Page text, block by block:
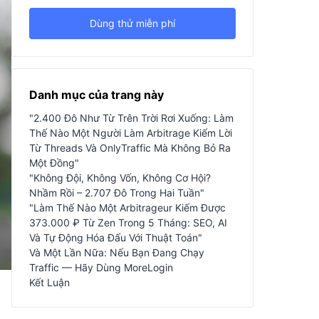
Dùng thử miễn phí
Danh mục của trang này
"2.400 Đô Như Từ Trên Trời Rơi Xuống: Làm
Thế Nào Một Người Làm Arbitrage Kiếm Lời
Từ Threads Và OnlyTraffic Mà Không Bỏ Ra
Một Đồng"
"Không Đội, Không Vốn, Không Cơ Hội?
Nhầm Rồi – 2.707 Đô Trong Hai Tuần"
"Làm Thế Nào Một Arbitrageur Kiếm Được
373.000 ₽ Từ Zen Trong 5 Tháng: SEO, AI
Và Tự Động Hóa Đấu Với Thuật Toán"
Và Một Lần Nữa: Nếu Bạn Đang Chạy
Traffic — Hãy Dùng MoreLogin
Kết Luận